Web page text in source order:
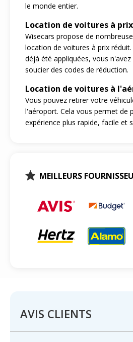
le monde entier.
Location de voitures à
Wisecars propose de
location de voitures à prix
déjà été appliquées, vous
soucier des codes de réduction.
Location de voitures à
Vous pouvez retirer votre
l'aéroport. Cela vous permet de
expérience plus rapide, facile et
MEILLEURS
AVIS CLIENTS